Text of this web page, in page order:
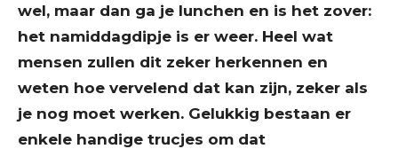
wel, maar dan ga je lunchen en is het zover:
het namiddagdipje is er weer. Heel wat
mensen zullen dit zeker herkennen en
weten hoe vervelend dat kan zijn, zeker als
je nog moet werken. Gelukkig bestaan er
enkele handige trucjes om dat